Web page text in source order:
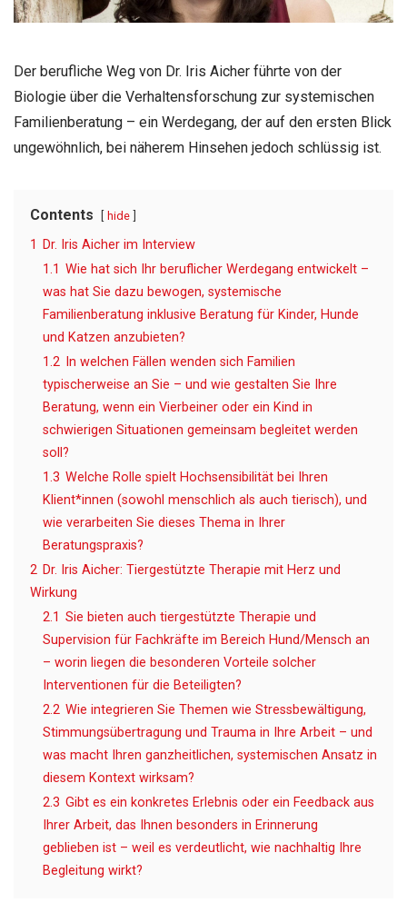
Der berufliche Weg von Dr. Iris Aicher führte von der
Biologie über die Verhaltensforschung zur systemischen
Familienberatung – ein Werdegang, der auf den ersten Blick
ungewöhnlich, bei näherem Hinsehen jedoch schlüssig ist.
Contents hide
1
Dr. Iris Aicher im Interview
1.1 Wie hat sich Ihr beruflicher Werdegang entwickelt –
was hat Sie dazu bewogen, systemische
Familienberatung inklusive Beratung für Kinder, Hunde
und Katzen anzubieten?
1.2 In welchen Fällen wenden sich Familien
typischerweise an Sie – und wie gestalten Sie Ihre
Beratung, wenn ein Vierbeiner oder ein Kind in
schwierigen Situationen gemeinsam begleitet werden
soll?
1.3 Welche Rolle spielt Hochsensibilität bei Ihren
Klient*innen (sowohl menschlich als auch tierisch), und
wie verarbeiten Sie dieses Thema in Ihrer
Beratungspraxis?
2 Dr. Iris Aicher: Tiergestützte Therapie mit Herz und
Wirkung
2.1 Sie bieten auch tiergestützte Therapie und
Supervision für Fachkräfte im Bereich Hund/Mensch an
– worin liegen die besonderen Vorteile solcher
Interventionen für die Beteiligten?
2.2 Wie integrieren Sie Themen wie Stressbewältigung,
Stimmungsübertragung und Trauma in Ihre Arbeit – und
was macht Ihren ganzheitlichen, systemischen Ansatz in
diesem Kontext wirksam?
2.3 Gibt es ein konkretes Erlebnis oder ein Feedback aus
Ihrer Arbeit, das Ihnen besonders in Erinnerung
geblieben ist – weil es verdeutlicht, wie nachhaltig Ihre
Begleitung wirkt?